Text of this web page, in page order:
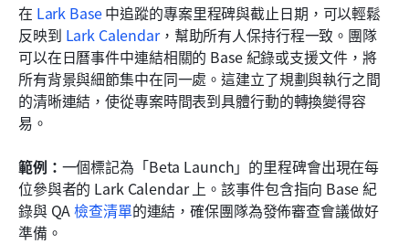
在 Lark Base 中追蹤的專案里程碑與截止日期，可以輕鬆
反映到 Lark Calendar，幫助所有人保持行程一致。團隊
可以在日曆事件中連結相關的 Base 紀錄或支援文件，將
所有背景與細節集中在同一處。這建立了規劃與執行之間
的清晰連結，使從專案時間表到具體行動的轉換變得容
易。
範例： 一個標記為「Beta Launch」的里程碑會出現在每
位參與者的 Lark Calendar 上。該事件包含指向 Base 紀
錄與 QA 檢查清單的連結，確保團隊為發佈審查會議做好
準備。